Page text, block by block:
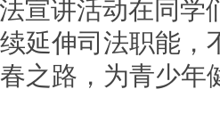
宣讲活动在同学
延伸司法职能，
之路，为青少年